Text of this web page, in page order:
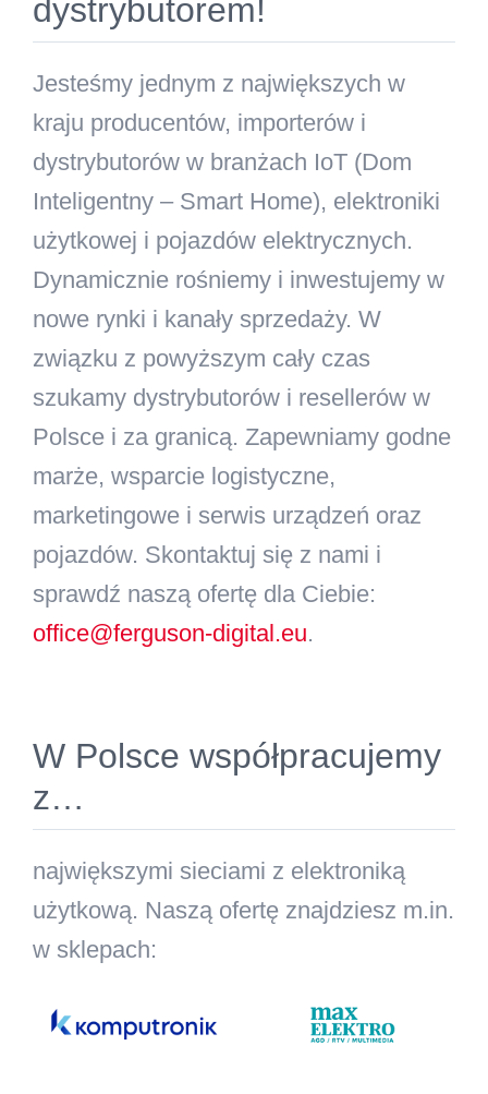
Szukaj
dystrybutorem!
Jesteśmy jednym z największych w
kraju producentów, importerów i
dystrybutorów w branżach IoT (Dom
Inteligentny – Smart Home), elektroniki
użytkowej i pojazdów elektrycznych.
Dynamicznie rośniemy i inwestujemy w
nowe rynki i kanały sprzedaży. W
związku z powyższym cały czas
szukamy dystrybutorów i resellerów w
Polsce i za granicą. Zapewniamy godne
marże, wsparcie logistyczne,
marketingowe i serwis urządzeń oraz
pojazdów. Skontaktuj się z nami i
sprawdź naszą ofertę dla Ciebie:
office@ferguson-digital.eu.
W Polsce współpracujemy
z…
największymi sieciami z elektroniką
użytkową. Naszą ofertę znajdziesz m.in.
w sklepach: